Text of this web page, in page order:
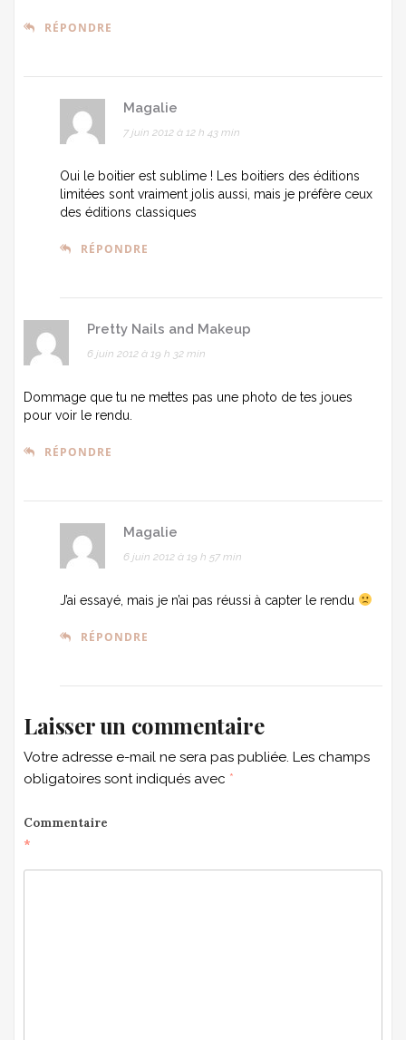
RÉPONDRE
Magalie
7 juin 2012 à 12 h 43 min
Oui le boitier est sublime ! Les boitiers des éditions
limitées sont vraiment jolis aussi, mais je préfère ceux
des éditions classiques
RÉPONDRE
Pretty Nails and Makeup
6 juin 2012 à 19 h 32 min
Dommage que tu ne mettes pas une photo de tes joues
pour voir le rendu.
RÉPONDRE
Magalie
6 juin 2012 à 19 h 57 min
J’ai essayé, mais je n’ai pas réussi à capter le rendu
RÉPONDRE
Laisser un commentaire
Votre adresse e-mail ne sera pas publiée. Les champs
obligatoires sont indiqués avec *
Commentaire
*